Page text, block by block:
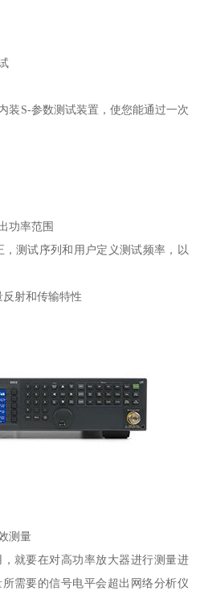
装S-参数测试装置，使您能通过一次
功率范围
测试序列和用户定义测试频率，以
射和传输特性
测量
就要在对高功率放大器进行测量进
需要的信号电平会超出网络分析仪